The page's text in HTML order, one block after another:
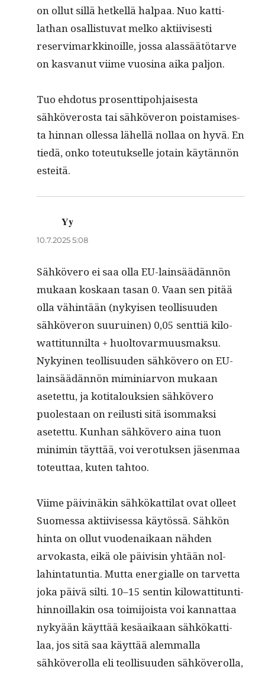
on ollut sil­lä het­kel­lä hal­paa. Nuo kat­ti­
lathan osal­lis­tu­vat melko akti­ivis­es­ti
reservi­markki­noille, jos­sa alassäätö­tarve
on kas­vanut viime vuosi­na aika paljon.
Tuo ehdo­tus pros­ent­tipo­h­jais­es­ta
sähköveros­ta tai sähköveron pois­tamis­es­
ta hin­nan ollessa lähel­lä nol­laa on hyvä. En
tiedä, onko toteu­tuk­selle jotain käytän­nön
esteitä.
Yy
10.7.2025 5:08
Sähkövero ei saa olla EU-lain­säädän­nön
mukaan koskaan tasan 0. Vaan sen pitää
olla vähin­tään (nykyisen teol­lisu­u­den
sähköveron suu­ru­inen) 0,05 sent­tiä kilo­
wat­ti­tun­nil­ta + huolto­var­muus­mak­su.
Nykyi­nen teol­lisu­u­den sähkövero on EU-
lain­säädän­nön miminiar­von mukaan
asetet­tu, ja koti­talouk­sien sähkövero
puolestaan on reilusti sitä isom­mak­si
asetet­tu. Kun­han sähkövero aina tuon
min­imin täyt­tää, voi vero­tuk­sen jäsen­maa
toteut­taa, kuten tahtoo.
Viime päiv­inäkin sähkökat­ti­lat ovat olleet
Suomes­sa akti­ivises­sa käytössä. Sähkön
hin­ta on ollut vuo­de­naikaan näh­den
arvokas­ta, eikä ole päivisin yhtään nol­
lahin­tatun­tia. Mut­ta ener­gialle on tarvet­ta
joka päivä silti. 10–15 sentin kilo­wat­ti­tun­ti­
hin­noil­lakin osa toim­i­joista voi kan­nat­taa
nykyään käyt­tää kesäaikaan sähkökat­ti­
laa, jos sitä saa käyt­tää alem­mal­la
sähköverol­la eli teol­lisu­u­den sähköverol­la,